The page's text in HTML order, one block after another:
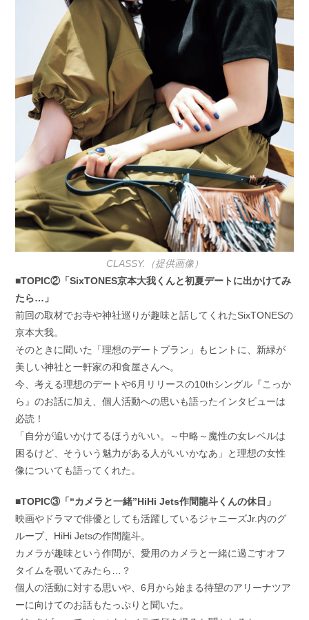
CLASSY.（提供画像）
■TOPIC②「SixTONES京本大我くんと初夏デートに出かけてみ
たら…」
前回の取材でお寺や神社巡りが趣味と話してくれたSixTONESの
京本大我。
そのときに聞いた「理想のデートプラン」もヒントに、新緑が
美しい神社と一軒家の和食屋さんへ。
今、考える理想のデートや6月リリースの10thシングル『こっか
ら』のお話に加え、個人活動への思いも語ったインタビューは
必読！
「自分が追いかけてるほうがいい。～中略～魔性の女レベルは
困るけど、そういう魅力がある人がいいかなあ」と理想の女性
像についても語ってくれた。
■TOPIC③「“カメラと一緒”HiHi Jets作間龍斗くんの休日」
映画やドラマで俳優としても活躍しているジャニーズJr.内のグ
ループ、HiHi Jetsの作間龍斗。
カメラが趣味という作間が、愛用のカメラと一緒に過ごすオフ
タイムを覗いてみたら…？
個人の活動に対する思いや、6月から始まる待望のアリーナツア
ーに向けてのお話もたっぷりと聞いた。